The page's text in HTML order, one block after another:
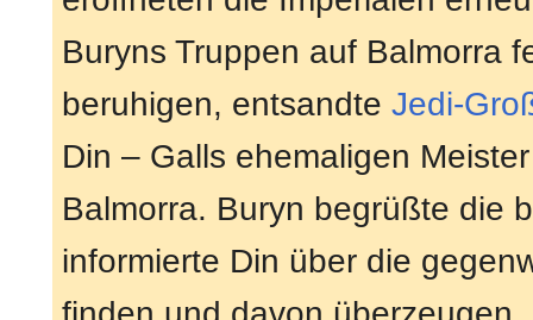
Buryns Truppen auf Balmorra
beruhigen, entsandte Jedi-
Din – Galls ehemaligen
Balmorra. Buryn begrüßte die
informierte Din über die